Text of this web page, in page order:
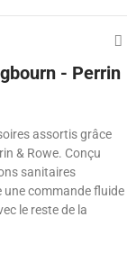
- Perrin
assortis grâce
& Rowe. Conçu
sanitaires
une commande fluide
le reste de la